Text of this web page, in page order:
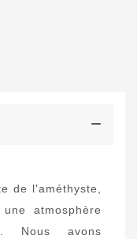
de l'améthyste,
atmosphère
Nous avons